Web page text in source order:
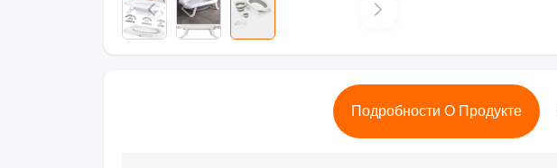
Подробности О Продукте